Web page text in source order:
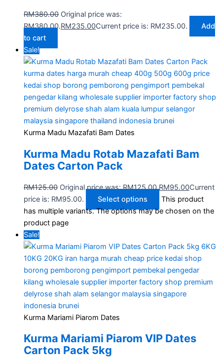
RM380.00 Original price was:
RM380.00.RM235.00Current price is: RM235.00.
Add
to cart
Sale!
Kurma Madu Mazafati Bam Dates
Kurma Madu Rotab Mazafati Bam​
Dates Carton Pack
RM125.00 Original price was: RM125.00.RM95.00Current
price is: RM95.00.
Select options
This product
has multiple variants. The options may be chosen on the
product page
Sale!
Kurma Mariami Piarom Dates
Kurma Mariami Piarom VIP Dates
Carton Pack 5kg